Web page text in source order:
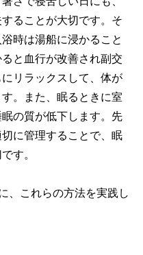
ることが大切です。そ
時は湯船に浸かること
と血行が改善され副交
リラックスして、体が
。また、眠るときに室
の質が低下します。先
に管理することで、眠
す。
、これらの方法を実践し